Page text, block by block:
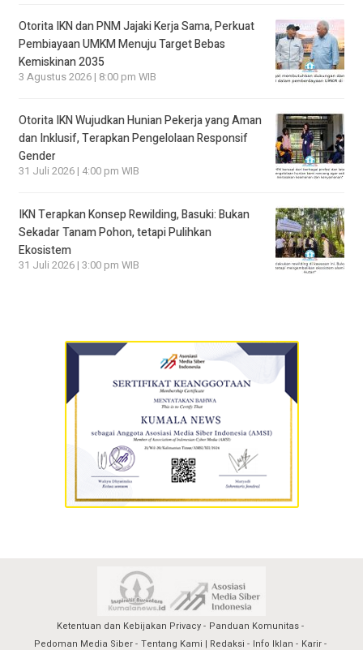
Otorita IKN dan PNM Jajaki Kerja Sama, Perkuat
Pembiayaan UMKM Menuju Target Bebas
Kemiskinan 2035
3 Agustus 2026 | 8:00 pm WIB
Otorita IKN Wujudkan Hunian Pekerja yang Aman
dan Inklusif, Terapkan Pengelolaan Responsif
Gender
31 Juli 2026 | 4:00 pm WIB
IKN Terapkan Konsep Rewilding, Basuki: Bukan
Sekadar Tanam Pohon, tetapi Pulihkan
Ekosistem
31 Juli 2026 | 3:00 pm WIB
Ketentuan dan Kebijakan Privacy
Panduan Komunitas
Pedoman Media Siber
Tentang Kami | Redaksi Info Iklan Karir